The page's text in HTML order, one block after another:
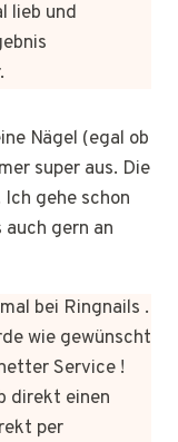
lieb und
Nägel (egal ob
super aus. Die
gehe schon
gern an
bei Ringnails .
wie gewünscht
Service !
direkt einen
per